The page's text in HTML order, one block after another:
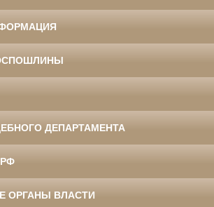
ДЕПАРТАМЕНТА
ОРГАНЫ ВЛАСТИ